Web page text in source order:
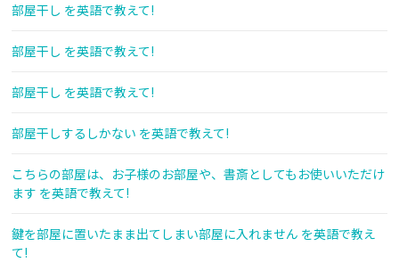
部屋干し を英語で教えて!
部屋干し を英語で教えて!
部屋干し を英語で教えて!
部屋干しするしかない を英語で教えて!
こちらの部屋は、お子様のお部屋や、書斎としてもお使いいただけ
ます を英語で教えて!
鍵を部屋に置いたまま出てしまい部屋に入れません を英語で教え
て!